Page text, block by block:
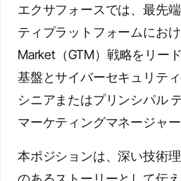
エクサフォースでは、最先
ティプラットフォームにお
Market（GTM）戦略をリー
基盤とサイバーセキュリテ
シニアまたはプリンシパル
マーケティングマネージャ
本ポジションは、深い技術